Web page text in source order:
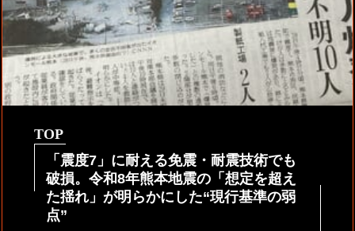
TOP
「震度7」に耐える免震・耐震技術でも
破損。令和8年熊本地震の「想定を超え
た揺れ」が明らかにした“現行基準の弱
点”